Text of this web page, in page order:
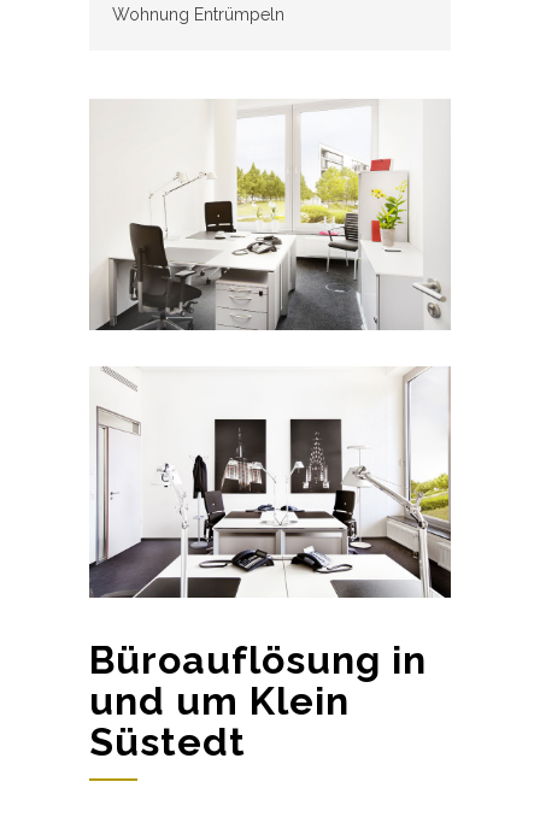
Wohnung Entrümpeln
Büroauflösung in
und um Klein
Süstedt